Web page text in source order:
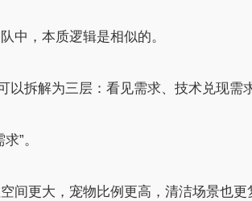
中，本质逻辑是相似的。
以拆解为三层：看见需求、技术兑现
”。
间更大，宠物比例更高，清洁场景也